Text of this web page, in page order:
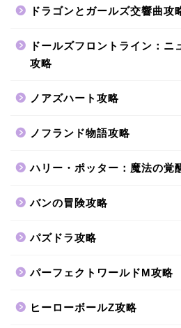
ドラゴンとガールズ交響曲攻
ドールズフロントライン：ニ
攻略
ノアズハート攻略
ノフランド物語攻略
ハリー・ポッター：魔法の覚
バンの冒険攻略
パズドラ攻略
パーフェクトワールドM攻略
ヒーローボールZ攻略